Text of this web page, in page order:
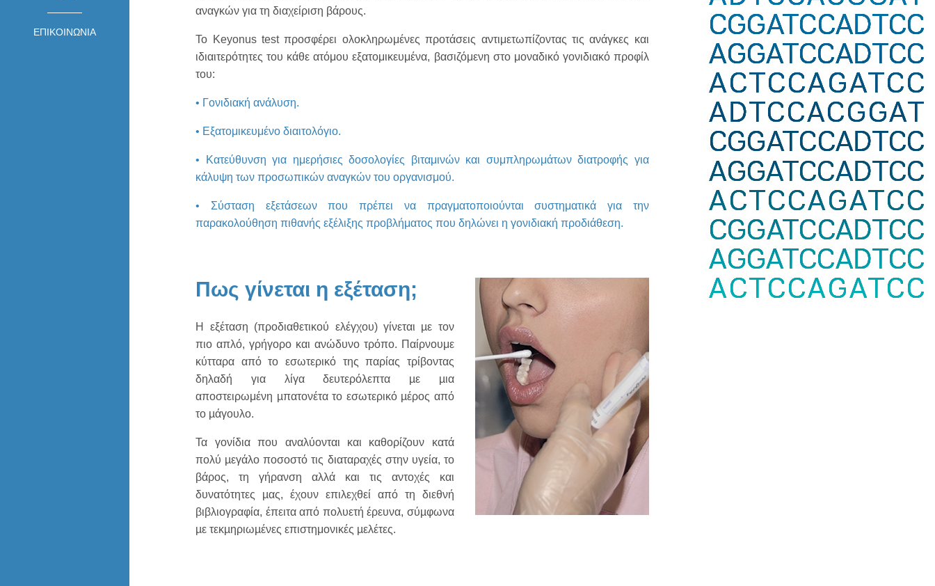
ΕΠΙΚΟΙΝΩΝΙΑ
αναγκών για τη διαχείριση βάρους.
To Keyonus test προσφέρει ολοκληρωμένες προτάσεις αντιμετωπίζοντας τις ανάγκες και
ιδιαιτερότητες του κάθε ατόμου εξατομικευμένα, βασιζόμενη στο μοναδικό γονιδιακό προφίλ
του:
• Γονιδιακή ανάλυση.
• Εξατομικευμένο διαιτολόγιο.
• Κατεύθυνση για ημερήσιες δοσολογίες βιταμινών και συμπληρωμάτων διατροφής για
κάλυψη των προσωπικών αναγκών του οργανισμού.
• Σύσταση εξετάσεων που πρέπει να πραγματοποιούνται συστηματικά για την
παρακολούθηση πιθανής εξέλιξης προβλήματος που δηλώνει η γονιδιακή προδιάθεση.
Πως γίνεται η εξέταση;
Η εξέταση (προδιαθετικού ελέγχου) γίνεται µε τον
πιο απλό, γρήγορο και ανώδυνο τρόπο. Παίρνουμε
κύτταρα από το εσωτερικό της παρίας τρίβοντας
δηλαδή για λίγα δευτερόλεπτα µε µια
αποστειρωμένη µπατονέτα το εσωτερικό µέρος από
το µάγουλο.
Τα γονίδια που αναλύονται και καθορίζουν κατά
πολύ µεγάλο ποσοστό τις διαταραχές στην υγεία, το
βάρος, τη γήρανση αλλά και τις αντοχές και
δυνατότητες µας, έχουν επιλεχθεί από τη διεθνή
βιβλιογραφία, έπειτα από πολυετή έρευνα, σύµφωνα
µε τεκµηριωµένες επιστημονικές µελέτες.